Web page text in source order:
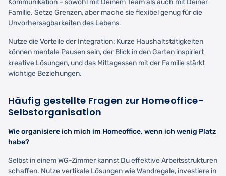
Kommunikation – sowohl mit Deinem Team als auch mit Deiner
Familie. Setze Grenzen, aber mache sie flexibel genug für die
Unvorhersagbarkeiten des Lebens.
Nutze die Vorteile der Integration: Kurze Haushaltstätigkeiten
können mentale Pausen sein, der Blick in den Garten inspiriert
kreative Lösungen, und das Mittagessen mit der Familie stärkt
wichtige Beziehungen.
Häufig gestellte Fragen zur Homeoffice-
Selbstorganisation
Wie organisiere ich mich im Homeoffice, wenn ich wenig Platz
habe?
Selbst in einem WG-Zimmer kannst Du effektive Arbeitsstrukturen
schaffen. Nutze vertikale Lösungen wie Wandregale, investiere in